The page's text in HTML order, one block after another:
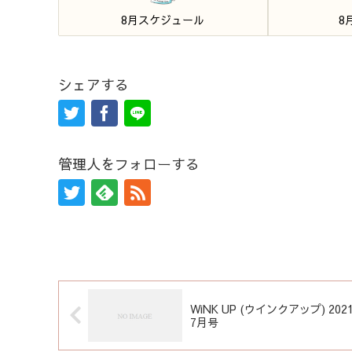
8月スケジュール 8
シェアする
管理人をフォローする
WiNK UP (ウインクアップ)
7月号